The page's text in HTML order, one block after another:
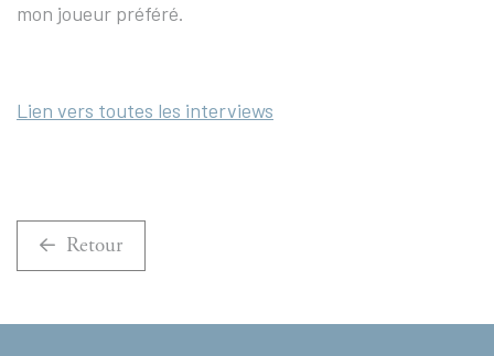
mon joueur préféré.
Lien vers toutes les interviews
Retour